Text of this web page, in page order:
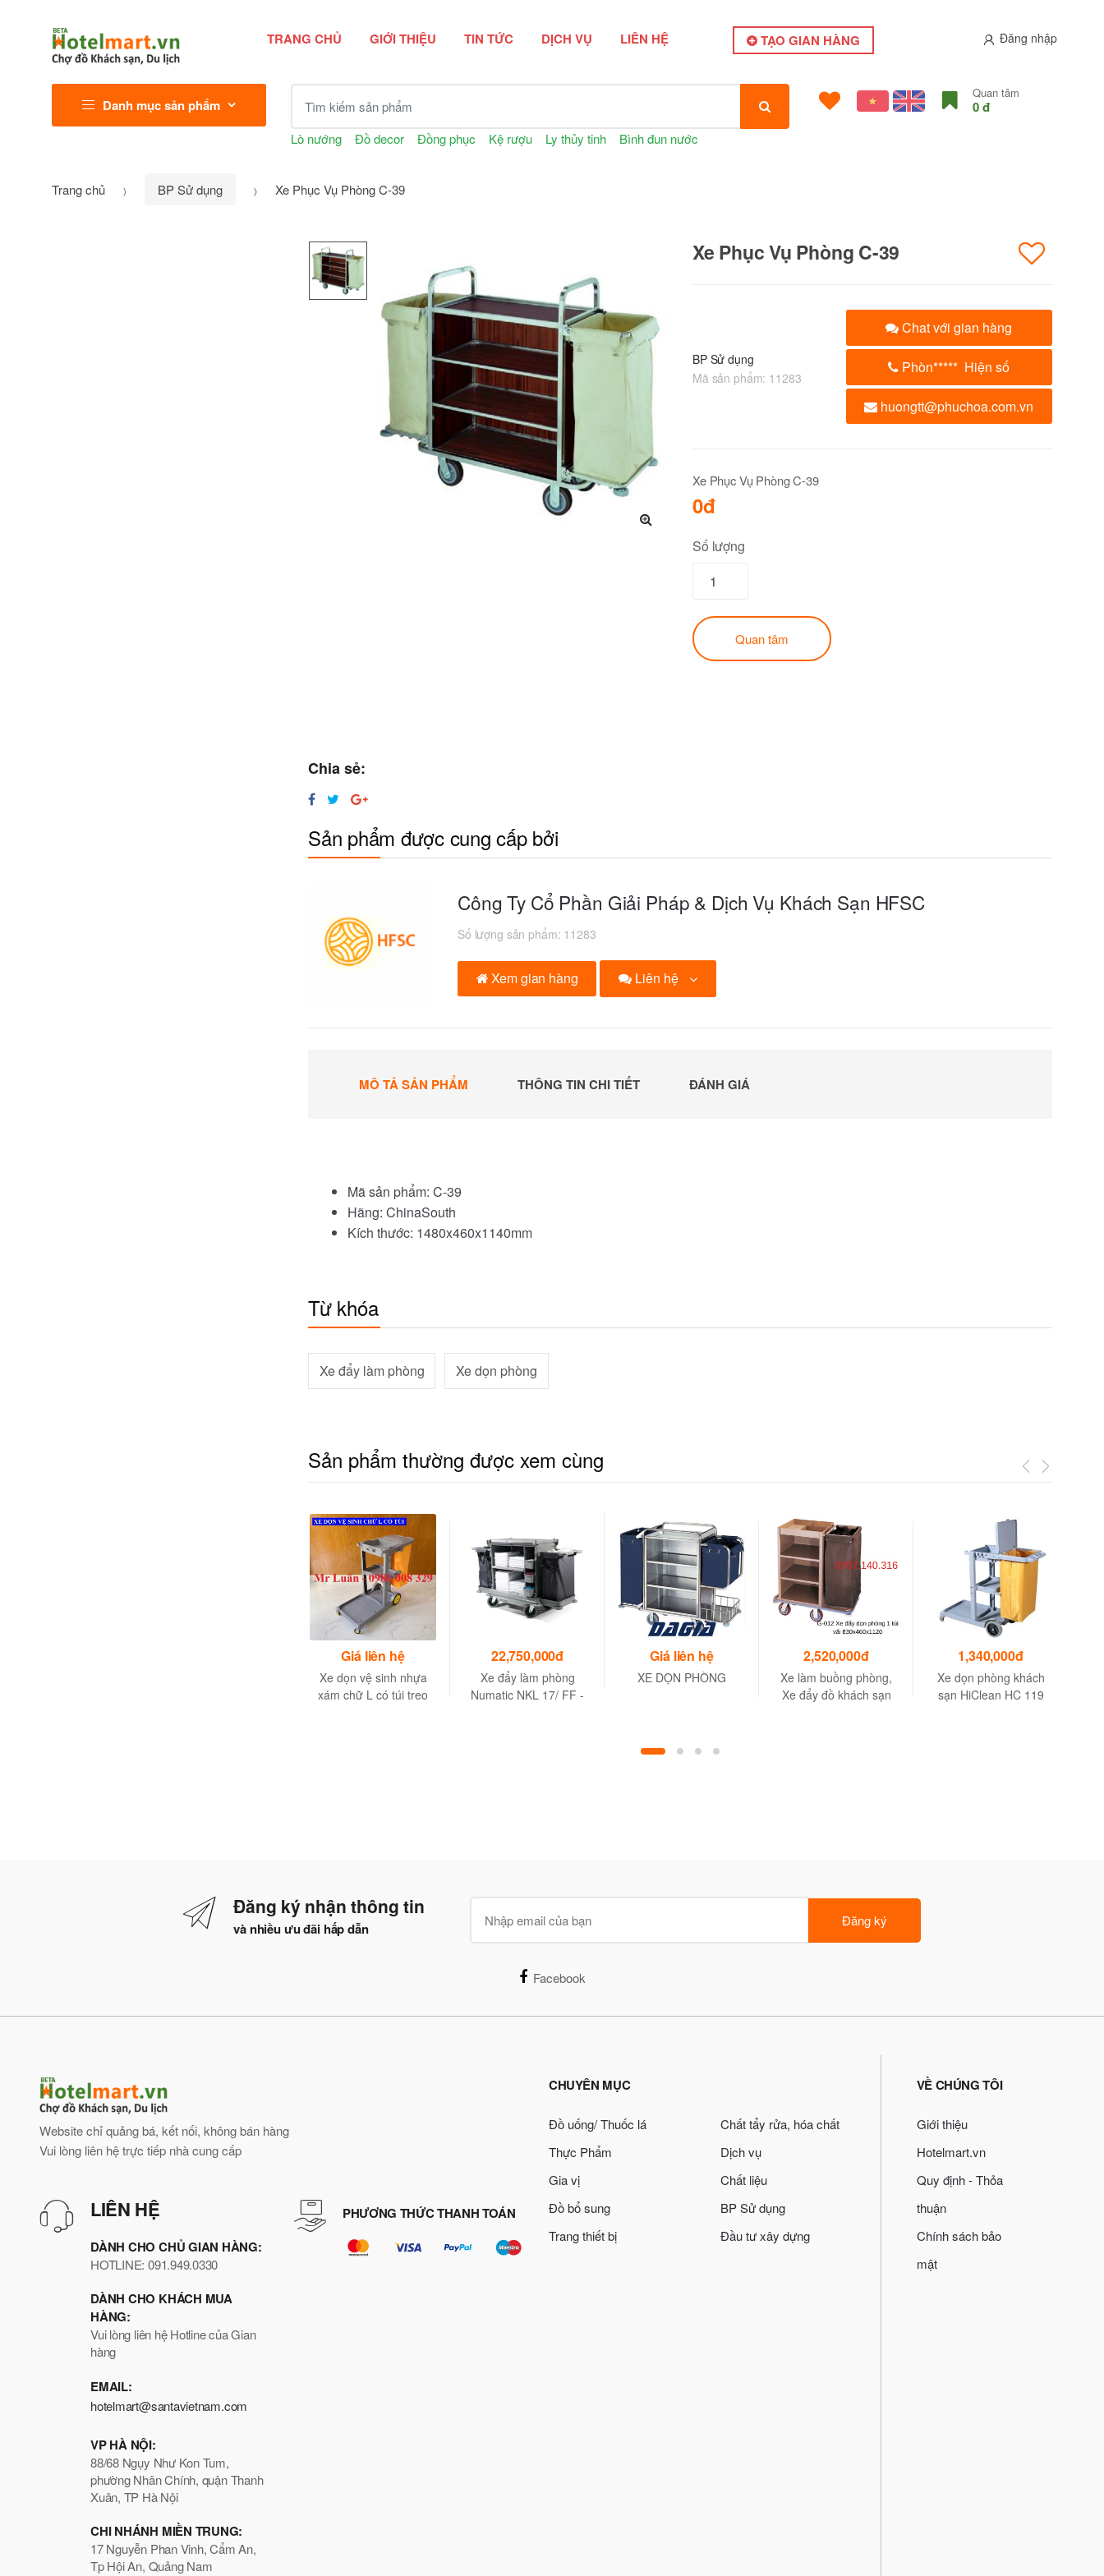
TRANG CHỦ GIỚI THIỆU TIN TỨC DỊCH VỤ LIÊN HỆ TẠO GIAN HÀNG Đăng nhập
Danh mục sản phẩm
Lò nướng Đồ decor Đồng phục Kệ rượu Ly thủy tinh Bình đun nước
Quan tâm
0 đ
Trang chủ BP Sử dụng Xe Phục Vụ Phòng C-39
Xe Phục Vụ Phòng C-39
BP Sử dụng
Mã sản phẩm: 11283
Chat với gian hàng
Phòn***** Hiện số
huongtt@phuchoa.com.vn
Xe Phục Vụ Phòng C-39
0đ
Số lượng
Quan tâm
Chia sẻ:
Sản phẩm được cung cấp bởi
Công Ty Cổ Phần Giải Pháp & Dịch Vụ Khách Sạn HFSC
Số lượng sản phẩm: 11283
Xem gian hàng Liên hệ
MÔ TẢ SẢN PHẨM THÔNG TIN CHI TIẾT ĐÁNH GIÁ
Mã sản phẩm: C-39
Hãng: ChinaSouth
Kích thước: 1480x460x1140mm
Từ khóa
Xe đẩy làm phòng Xe dọn phòng
Sản phẩm thường được xem cùng
Giá liên hệ
Xe dọn vệ sinh nhựa
xám chữ L có túi treo
22,750,000đ
Xe đẩy làm phòng
Numatic NKL 17/ FF -
Giá liên hệ
XE DỌN PHÒNG
2,520,000đ
Xe làm buồng phòng,
Xe đẩy đồ khách sạn
1,340,000đ
Xe dọn phòng khách
sạn HiClean HC 119
Đăng ký nhận thông tin
và nhiều ưu đãi hấp dẫn Đăng ký
Facebook
Website chỉ quảng bá, kết nối, không bán hàng
Vui lòng liên hệ trực tiếp nhà cung cấp
LIÊN HỆ
DÀNH CHO CHỦ GIAN HÀNG:
HOTLINE: 091.949.0330
DÀNH CHO KHÁCH MUA
HÀNG:
Vui lòng liên hệ Hotline của Gian
hàng
EMAIL:
hotelmart@santavietnam.com
VP HÀ NỘI:
88/68 Ngụy Như Kon Tum,
phường Nhân Chính, quận Thanh
Xuân, TP Hà Nội
CHI NHÁNH MIỀN TRUNG:
17 Nguyễn Phan Vinh, Cẩm An,
Tp Hội An, Quảng Nam
PHƯƠNG THỨC THANH TOÁN
CHUYÊN MỤC
Đồ uống/ Thuốc lá
Thực Phẩm
Gia vị
Đồ bổ sung
Trang thiết bị
Chất tẩy rửa, hóa chất
Dịch vụ
Chất liệu
BP Sử dụng
Đầu tư xây dựng
VỀ CHÚNG TÔI
Giới thiệu
Hotelmart.vn
Quy định - Thỏa
thuận
Chính sách bảo
mật